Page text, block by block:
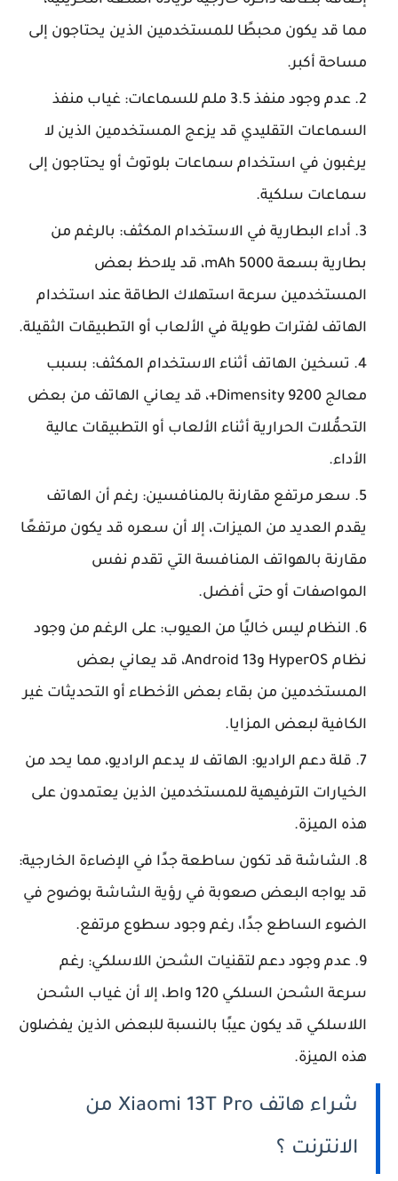
مما قد يكون محبطًا للمستخدمين الذين يحتاجون إلى
مساحة أكبر.
عدم وجود منفذ 3.5 ملم للسماعات: غياب منفذ
السماعات التقليدي قد يزعج المستخدمين الذين لا
يرغبون في استخدام سماعات بلوتوث أو يحتاجون إلى
سماعات سلكية.
أداء البطارية في الاستخدام المكثف: بالرغم من
بطارية بسعة 5000 mAh، قد يلاحظ بعض
المستخدمين سرعة استهلاك الطاقة عند استخدام
الهاتف لفترات طويلة في الألعاب أو التطبيقات الثقيلة.
تسخين الهاتف أثناء الاستخدام المكثف: بسبب
معالج Dimensity 9200+، قد يعاني الهاتف من بعض
التحمُّلات الحرارية أثناء الألعاب أو التطبيقات عالية
الأداء.
سعر مرتفع مقارنة بالمنافسين: رغم أن الهاتف
يقدم العديد من الميزات، إلا أن سعره قد يكون مرتفعًا
مقارنة بالهواتف المنافسة التي تقدم نفس
المواصفات أو حتى أفضل.
النظام ليس خاليًا من العيوب: على الرغم من وجود
نظام HyperOS وAndroid 13، قد يعاني بعض
المستخدمين من بقاء بعض الأخطاء أو التحديثات غير
الكافية لبعض المزايا.
قلة دعم الراديو: الهاتف لا يدعم الراديو، مما يحد من
الخيارات الترفيهية للمستخدمين الذين يعتمدون على
هذه الميزة.
الشاشة قد تكون ساطعة جدًا في الإضاءة الخارجية:
قد يواجه البعض صعوبة في رؤية الشاشة بوضوح في
الضوء الساطع جدًا، رغم وجود سطوع مرتفع.
عدم وجود دعم لتقنيات الشحن اللاسلكي: رغم
سرعة الشحن السلكي 120 واط، إلا أن غياب الشحن
اللاسلكي قد يكون عيبًا بالنسبة للبعض الذين يفضلون
هذه الميزة.
شراء هاتف Xiaomi 13T Pro من
الانترنت ؟